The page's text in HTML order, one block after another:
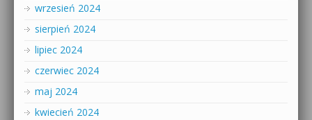
wrzesień 2024
sierpień 2024
lipiec 2024
czerwiec 2024
maj 2024
kwiecień 2024